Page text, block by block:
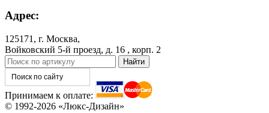
Адрес:
125171, г. Москва,
Войковский 5-й проезд, д. 16 , корп. 2
Принимаем к оплате:
© 1992-2026 «Люкс-Дизайн»